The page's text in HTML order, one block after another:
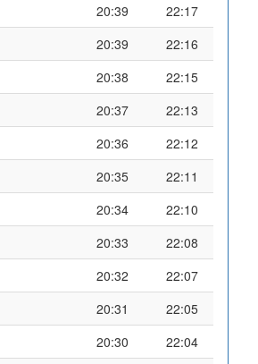
20:39
22:17
20:39
22:16
20:38
22:15
20:37
22:13
20:36
22:12
20:35
22:11
20:34
22:10
20:33
22:08
20:32
22:07
20:31
22:05
20:30
22:04